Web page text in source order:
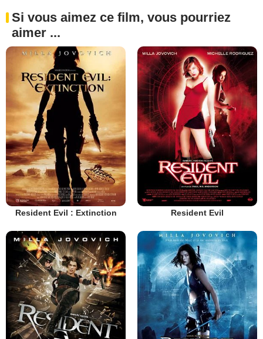
Si vous aimez ce film, vous pourriez
aimer ...
Resident Evil : Extinction Resident Evil